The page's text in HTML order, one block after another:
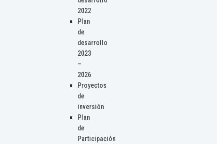
2022
Plan
de
desarrollo
2023
–
2026
Proyectos
de
inversión
Plan
de
Participación